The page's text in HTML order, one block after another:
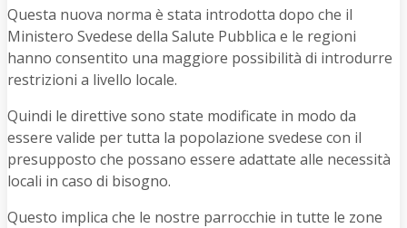
Questa nuova norma è stata introdotta dopo che il
Ministero Svedese della Salute Pubblica e le regioni
hanno consentito una maggiore possibilità di introdurre
restrizioni a livello locale.
Quindi le direttive sono state modificate in modo da
essere valide per tutta la popolazione svedese con il
presupposto che possano essere adattate alle necessità
locali in caso di bisogno.
Questo implica che le nostre parrocchie in tutte le zone